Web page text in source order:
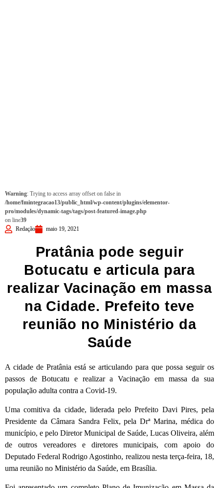
Warning: Trying to access array offset on false in
/home/fmintegracao13/public_html/wp-content/plugins/elementor-
pro/modules/dynamic-tags/tags/post-featured-image.php
on line39
Redação
maio 19, 2021
Pratânia pode seguir
Botucatu e articula para
realizar Vacinação em massa
na Cidade. Prefeito teve
reunião no Ministério da
Saúde
A cidade de Pratânia está se articulando para que possa seguir os
passos de Botucatu e realizar a Vacinação em massa da sua
população adulta contra a Covid-19.
Uma comitiva da cidade, liderada pelo Prefeito Davi Pires, pela
Presidente da Câmara Sandra Felix, pela Drª Marina, médica do
município, e pelo Diretor Municipal de Saúde, Lucas Oliveira, além
de outros vereadores e diretores municipais, com apoio do
Deputado Federal Rodrigo Agostinho, realizou nesta terça-feira, 18,
uma reunião no Ministério da Saúde, em Brasília.